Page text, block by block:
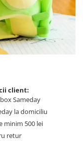
client:
Sameday
la domiciliu
minim 500 lei
retur